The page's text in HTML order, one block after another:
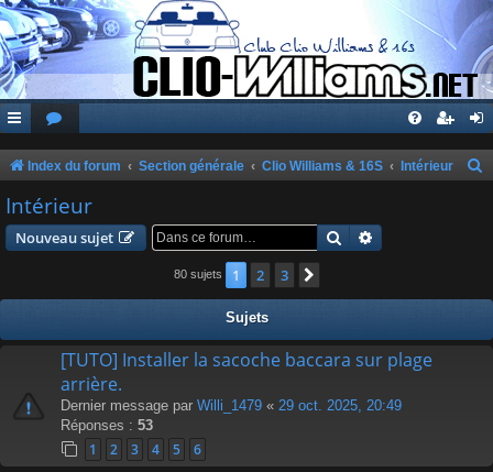
Index du forum Section générale Clio Williams & 16S Intérieur
c
Intérieur
Nouveau sujet Rechercher
80 sujets 1 2 3
Sujets
[TUTO] Installer la sacoche baccara sur plage
arrière.
Dernier message par Willi_1479 « 29 oct. 2025, 20:49
Réponses : 53
1 2 3 4 5 6